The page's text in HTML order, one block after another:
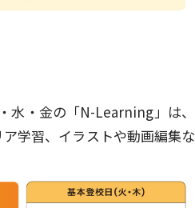
水・金の「N-Learning」は、
学習、イラストや動画編集な